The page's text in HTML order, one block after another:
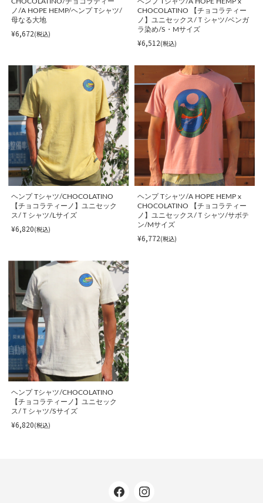
ノ/A HOPE HEMP/ヘンプ Tシャツ/
母なる大地
¥6,672(税込)
CHOCOLATINO 【チョコラティー
ノ】ユニセックス/Ｔシャツ/ベンガ
ラ染め/S・Mサイズ
¥6,512(税込)
ヘンプ Tシャツ/CHOCOLATINO
【チョコラティーノ】ユニセック
ス/Ｔシャツ/Lサイズ
¥6,820(税込)
ヘンプ Tシャツ/A HOPE HEMP x
CHOCOLATINO 【チョコラティー
ノ】ユニセックス/Ｔシャツ/サボテ
ン/Mサイズ
¥6,772(税込)
ヘンプ Tシャツ/CHOCOLATINO
【チョコラティーノ】ユニセック
ス/Ｔシャツ/Sサイズ
¥6,820(税込)